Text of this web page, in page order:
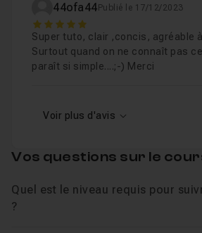
44ofa44 Publié le 17/12/2023
5
Super tuto, clair ,concis, agréable
Surtout quand on ne connaît pas
paraît si simple....;-) Merci
Voir plus d'avis
Vos questions sur le
Quel est le niveau requis pour
?